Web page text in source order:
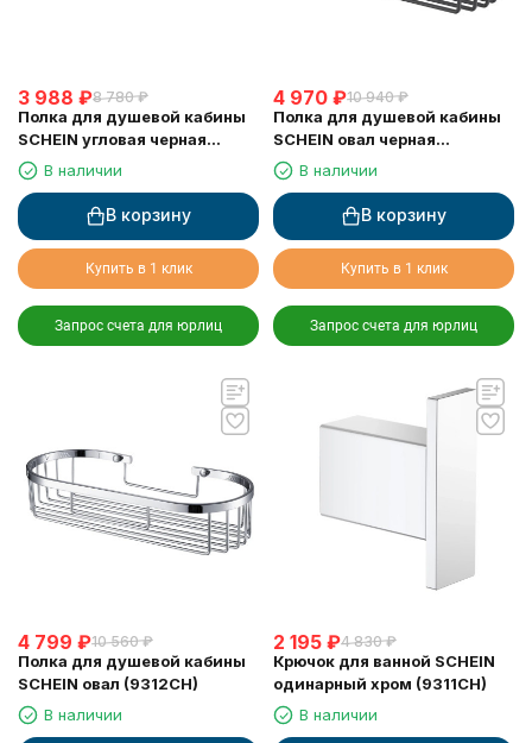
3 988 ₽8 780 ₽
Полка для душевой кабины
SCHEIN угловая черная
(9326MB)
В наличии
В корзину
Купить в 1 клик
Запрос счета для юрлиц
4 970 ₽10 940 ₽
Полка для душевой кабины
SCHEIN овал черная
(9312MB)
В наличии
В корзину
Купить в 1 клик
Запрос счета для юрлиц
4 799 ₽10 560 ₽
Полка для душевой кабины
SCHEIN овал (9312CH)
В наличии
2 195 ₽4 830 ₽
Крючок для ванной SCHEIN
одинарный хром (9311CH)
В наличии